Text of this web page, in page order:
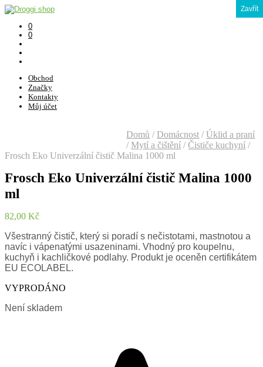
0
0
Obchod
Značky
Kontakty
Můj účet
Domů / Domácnost / Úklid a praní
/ Mytí a čištění / Čističe kuchyní /
Frosch Eko Univerzální čistič Malina 1000 ml
Frosch Eko Univerzální čistič Malina 1000
ml
82,00 Kč
Všestranný čistič, který si poradí s nečistotami, mastnotou a
navíc i vápenatými usazeninami. Vhodný pro koupelnu,
kuchyň i kachličkové podlahy. Produkt je oceněn certifikátem
EU ECOLABEL.
VYPRODÁNO
Není skladem
Zavřít